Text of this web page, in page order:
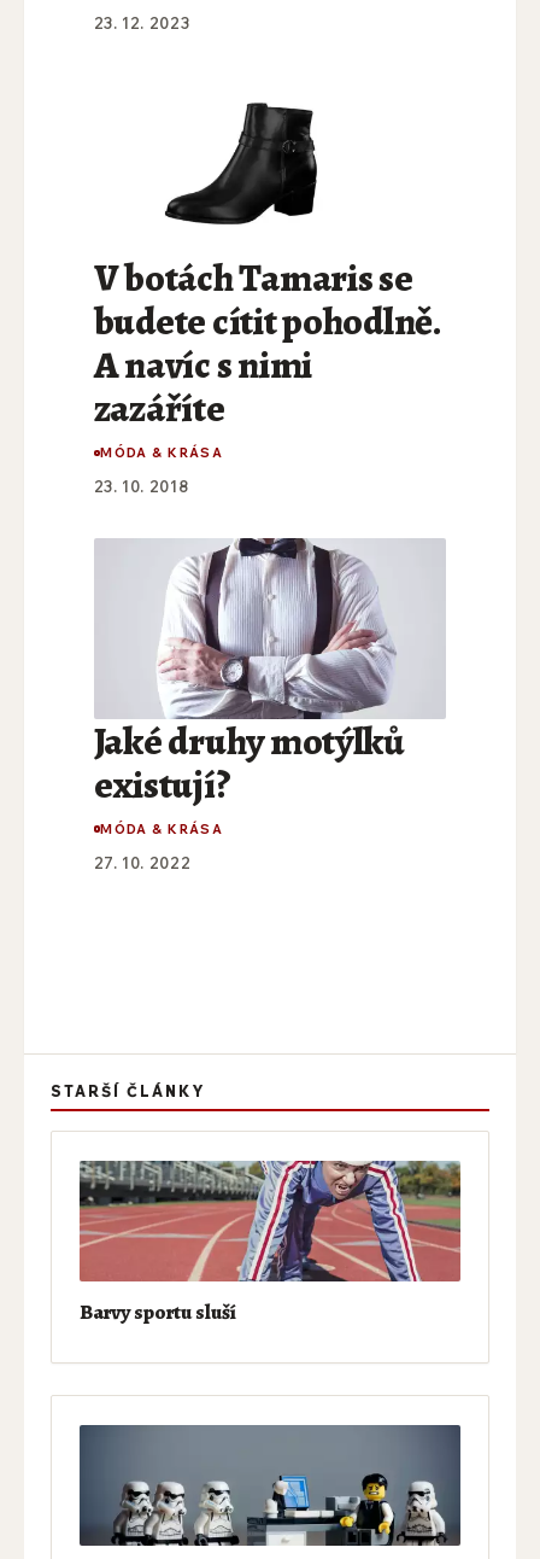
23. 12. 2023
V botách Tamaris se
budete cítit pohodlně.
A navíc s nimi
zazáříte
MÓDA & KRÁSA
23. 10. 2018
Jaké druhy motýlků
existují?
MÓDA & KRÁSA
27. 10. 2022
STARŠÍ ČLÁNKY
Barvy sportu sluší